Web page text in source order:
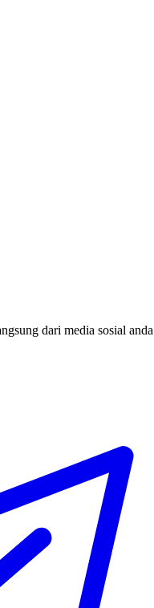
dari media sosial anda